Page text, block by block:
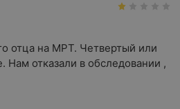
эндопротезов и т.п.
к МРТ:
первого триместра
случае делается МРТ на
отца на МРТ. Четвертый или
Нам отказали в обследовании ,